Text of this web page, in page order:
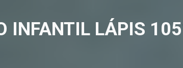
INFANTIL LÁPIS